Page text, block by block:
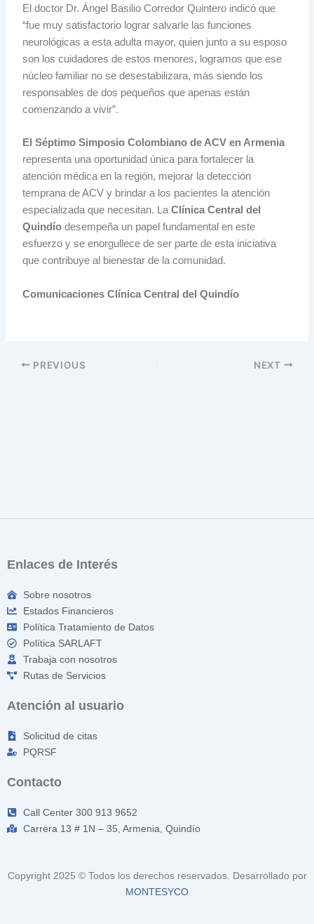
El doctor Dr. Ángel Basilio Corredor Quintero indicó que
“fue muy satisfactorio lograr salvarle las funciones
neurológicas a esta adulta mayor, quien junto a su esposo
son los cuidadores de estos menores, logramos que ese
núcleo familiar no se desestabilizara, más siendo los
responsables de dos pequeños que apenas están
comenzando a vivir”.
El Séptimo Simposio Colombiano de ACV en Armenia
representa una oportunidad única para fortalecer la
atención médica en la región, mejorar la detección
temprana de ACV y brindar a los pacientes la atención
especializada que necesitan. LaClínica Central del
Quindíodesempeña un papel fundamental en este
esfuerzo y se enorgullece de ser parte de esta iniciativa
que contribuye al bienestar de la comunidad.
Comunicaciones Clínica Central del Quindío
PREVIOUS NEXT
Enlaces de Interés
Sobre nosotros
Estados Financieros
Política Tratamiento de Datos
Política SARLAFT
Trabaja con nosotros
Rutas de Servicios
Atención al usuario
Solicitud de citas
PQRSF
Contacto
Call Center 300 913 9652
Carrera 13 # 1N – 35, Armenia, Quindío
Copyright 2025 © Todos los derechos reservados. Desarrollado por
MONTESYCO